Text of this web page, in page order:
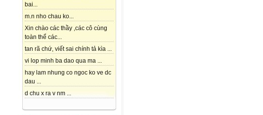
bai...
m.n nho chau ko...
Xin chào các thầy ,các cô cùng
toàn thể các...
tan rã chứ, viết sai chính tả kìa ...
vi lop minh ba dao qua ma ...
hay lam nhung co ngoc ko ve dc
dau ...
d chu x ra v nm ...